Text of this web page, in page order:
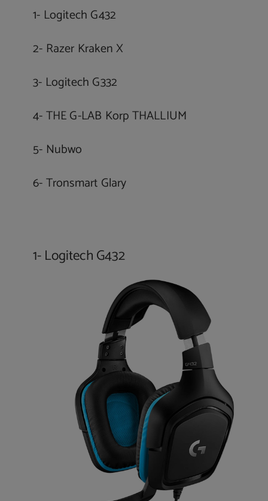
1- Logitech G432
2- Razer Kraken X
3- Logitech G332
4- THE G-LAB Korp THALLIUM
5- Nubwo
6- Tronsmart Glary
1- Logitech G432